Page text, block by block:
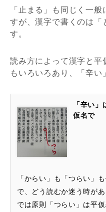
「止まる」も同じく一
すが、漢字で書くのは
す。
読み方によって漢字と平
もいろいろあり、「辛い
「辛い
仮名で
「からい」も「つらい」
で、どう読むか迷う時が
では原則「つらい」は平